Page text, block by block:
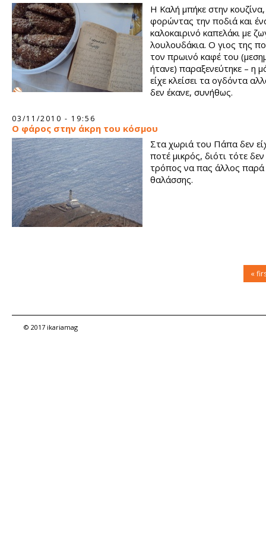
Η Καλή μπήκε στην κουζίνα,
φορώντας την ποδιά και
καλοκαιρινό καπελάκι με
λουλουδάκια. Ο γιος της
τον πρωινό καφέ του
ήτανε) παραξενεύτηκε – η
είχε κλείσει τα ογδόντα
δεν έκανε, συνήθως.
03/11/2010 - 19:56
Ο φάρος στην άκρη του κόσμου
Στα χωριά του Πάπα δεν
ποτέ μικρός, διότι τότε
τρόπος να πας άλλος παρά
θαλάσσης.
«
© 2017 ikariamag